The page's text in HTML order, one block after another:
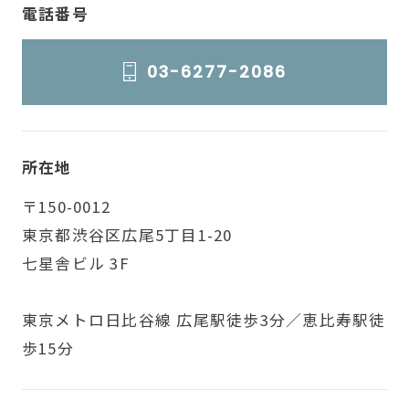
電話番号
03-6277-2086
所在地
〒150-0012
東京都渋谷区広尾5丁目1-20
七星舎ビル 3F
東京メトロ日比谷線 広尾駅徒歩3分／恵比寿駅徒
歩15分